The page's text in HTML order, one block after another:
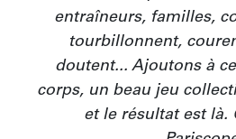
entraîneurs, familles,
tourbillonnent,
doutent... Ajoutons à
corps, un beau jeu
et le résultat est là.